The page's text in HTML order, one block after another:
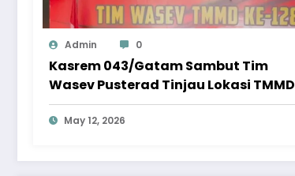
Admin 0
Kasrem 043/Gatam Sambut Tim
Wasev Pusterad Tinjau Lokasi TMMD
ke-128 Pekon Kalimiring
May 12, 2026